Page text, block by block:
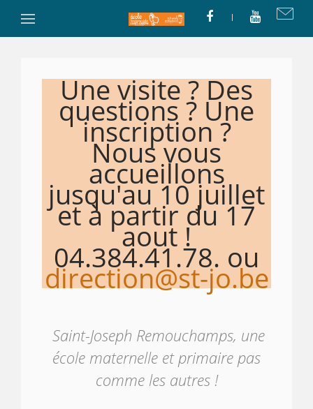
Une visite ? Des
questions ? Une
inscription ?
Nous vous
accueillons
jusqu'au 10 juillet
et à partir du 17
aout !
04.384.41.78. ou
direction@st-jo.be
Saint-Joseph Remouchamps, une
école maternelle et primaire pas
comme les autres !